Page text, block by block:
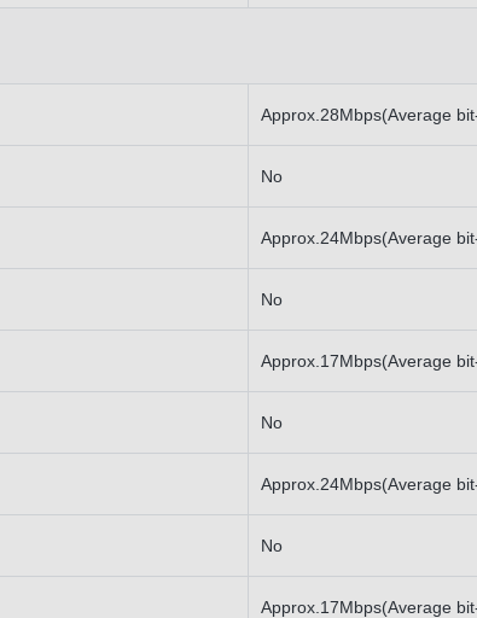
Approx.28Mbps(Average
No
Approx.24Mbps(Average
No
Approx.17Mbps(Average
No
Approx.24Mbps(Average
No
Approx.17Mbps(Average